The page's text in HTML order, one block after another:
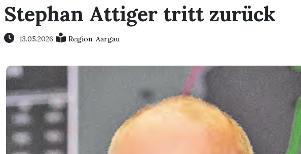
Stephan Attiger tritt zurück
13.05.2026 Region, Aargau